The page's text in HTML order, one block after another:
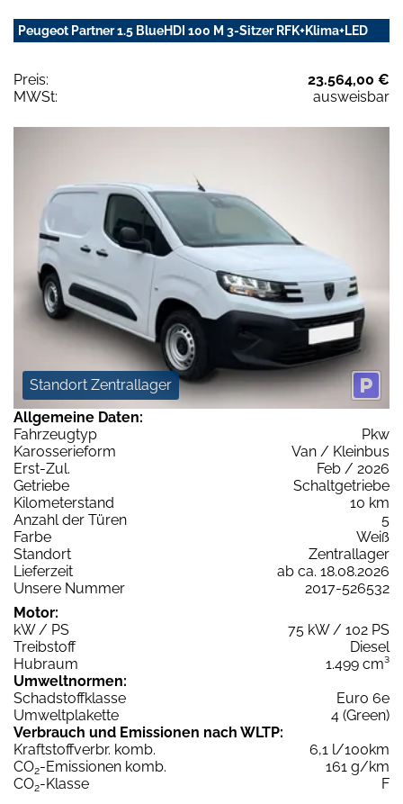
Peugeot Partner 1.5 BlueHDI 100 M 3-Sitzer RFK+Klima+LED
Preis:
23.564,00 €
MWSt:
ausweisbar
Standort Zentrallager
Allgemeine Daten:
Fahrzeugtyp
Pkw
Karosserieform
Van / Kleinbus
Erst-Zul.
Feb / 2026
Getriebe
Schaltgetriebe
Kilometerstand
10 km
Anzahl der Türen
5
Farbe
Weiß
Standort
Zentrallager
Lieferzeit
ab ca. 18.08.2026
Unsere Nummer
2017-526532
Motor:
kW / PS
75 kW / 102 PS
Treibstoff
Diesel
Hubraum
1.499 cm³
Umweltnormen:
Schadstoffklasse
Euro 6e
Umweltplakette
4 (Green)
Verbrauch und Emissionen nach WLTP:
Kraftstoffverbr. komb.
6,1 l/100km
CO2-Emissionen komb.
161 g/km
CO2-Klasse
F